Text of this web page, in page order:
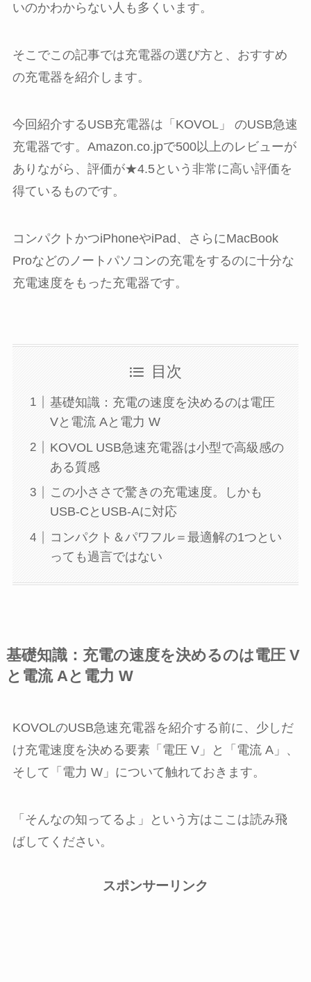
いのかわからない人も多くいます。
そこでこの記事では充電器の選び方と、おすすめ
の充電器を紹介します。
今回紹介するUSB充電器は「KOVOL」 のUSB急速
充電器です。Amazon.co.jpで500以上のレビューが
ありながら、評価が★4.5という非常に高い評価を
得ているものです。
コンパクトかつiPhoneやiPad、さらにMacBook
Proなどのノートパソコンの充電をするのに十分な
充電速度をもった充電器です。
目次
基礎知識：充電の速度を決めるのは電圧
Vと電流 Aと電力 W
KOVOL USB急速充電器は小型で高級感の
ある質感
この小ささで驚きの充電速度。しかも
USB-CとUSB-Aに対応
コンパクト＆パワフル＝最適解の1つとい
っても過言ではない
基礎知識：充電の速度を決めるのは電圧 V
と電流 Aと電力 W
KOVOLのUSB急速充電器を紹介する前に、少しだ
け充電速度を決める要素「電圧 V」と「電流 A」、
そして「電力 W」について触れておきます。
「そんなの知ってるよ」という方はここは読み飛
ばしてください。
スポンサーリンク